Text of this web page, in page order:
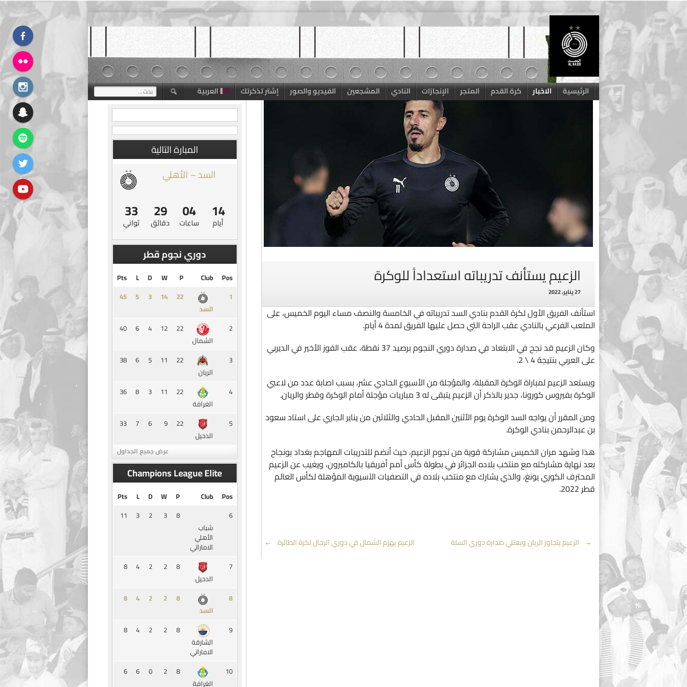
Skip
content
الرئيسية الاخبار كرة القدم المتجر الإنجازات النادي المشجعين الفيديو والصور إشتر تذكرتك العربية البحث
عن:
الزعيم يستأنف تدريباته استعداداً للوكرة
27 يناير، 2022
استأنف الفريق الأول لكرة القدم بنادي السد تدريباته في الخامسة والنصف مساء اليوم الخميس، على
الملعب الفرعي بالنادي عقب الراحة التي حصل عليها الفريق لمدة 4 أيام.
وكان الزعيم قد نجح في الابتعاد في صدارة دوري النجوم برصيد 37 نقطة، عقب الفوز الأخير في الديربي
على العربي بنتيجة 4 \ 2.
ويستعد الزعيم لمباراة الوكرة المقبلة، والمؤجلة من الأسبوع الحادي عشر، بسبب اصابة عدد من لاعبي
الوكرة بفيروس كورونا، جدير بالذكر أن الزعيم يتبقى له 3 مباريات مؤجلة أمام الوكرة وقطر والريان.
ومن المقرر أن يواجه السد الوكرة يوم الأثنين المقبل الحادي والثلاثين من يناير الجاري على استاد سعود
بن عبدالرحمن بنادي الوكرة.
هذا وشهد مران الخميس مشاركة قوية من نجوم الزعيم، حيث أنضم للتدريبات المهاجم بغداد بونجاح
بعد نهاية مشاركته مع منتخب بلاده الجزائر في بطولة كأس أمم أفريقيا بالكاميرون، ويغيب عن الزعيم
المحترف الكوري يونغ، والذي يشارك مع منتخب بلاده في التصفيات الآسيوية المؤهلة لكأس العالم
قطر 2022.
Post
← الزعيم يتجاوز الريان ويعتلي صدارة دوري السلة الزعيم يهزم الشمال في دوري الرجال لكرة الطائرة →
المبارة التالية
السد – الأهلي
14
أيام
04
ساعات
29
دقائق
32
ثواني
دوري نجوم قطر
Pos
Club
P
W
D
L
Pts
1
السد
‏22
14
3
5
45
2
الشمال
22
12
4
6
40
3
الريان
22
11
5
6
38
4
الغرافة
22
11
3
8
36
5
الدحيل
22
9
6
7
33
عرض جميع الجداول
Champions League Elite
Pos
Club
P
W
D
L
Pts
6
شباب
الأهلي
الاماراتي
8
3
2
3
11
7
الدحيل
8
2
2
4
8
8
السد
8
2
2
4
8
9
الشارقة
الاماراتي
8
2
2
4
8
10
الغرافة
8
2
0
6
6